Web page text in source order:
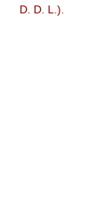
D. D. L.).